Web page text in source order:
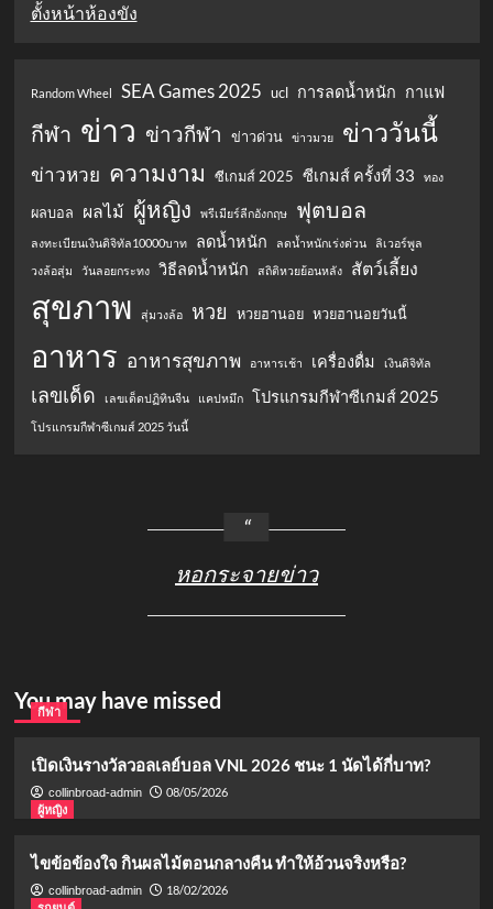
ตั้งหน้าห้องขัง
Random Wheel SEA Games 2025 ucl การลดน้ำหนัก กาแฟ
กีฬา ข่าว ข่าวกีฬา ข่าวด่วน ข่าวมวย ข่าววันนี้
ข่าวหวย ความงาม ซีเกมส์ 2025 ซีเกมส์ ครั้งที่ 33 ทอง
ผลบอล ผลไม้ ผู้หญิง พรีเมียร์ลีกอังกฤษ ฟุตบอล
ลงทะเบียนเงินดิจิทัล10000บาท ลดน้ำหนัก ลดน้ำหนักเร่งด่วน
ลิเวอร์พูล
วงล้อสุ่ม
วันลอยกระทง วิธีลดน้ำหนัก สถิติหวยย้อนหลัง สัตว์เลี้ยง
สุขภาพ สุ่มวงล้อ หวย หวยฮานอย หวยฮานอยวันนี้
อาหาร อาหารสุขภาพ อาหารเช้า เครื่องดื่ม เงินดิจิทัล
เลขเด็ด เลขเด็ดปฏิทินจีน แคปหมึก โปรแกรมกีฬาซีเกมส์ 2025
โปรแกรมกีฬาซีเกมส์ 2025 วันนี้
หอกระจายข่าว
You may have missed
กีฬา
เปิดเงินรางวัลวอลเลย์บอล VNL 2026 ชนะ 1 นัดได้กี่บาท?
collinbroad-admin
08/05/2026
ผู้หญิง
ไขข้อข้องใจ กินผลไม้ตอนกลางคืน ทำให้อ้วนจริงหรือ?
collinbroad-admin
18/02/2026